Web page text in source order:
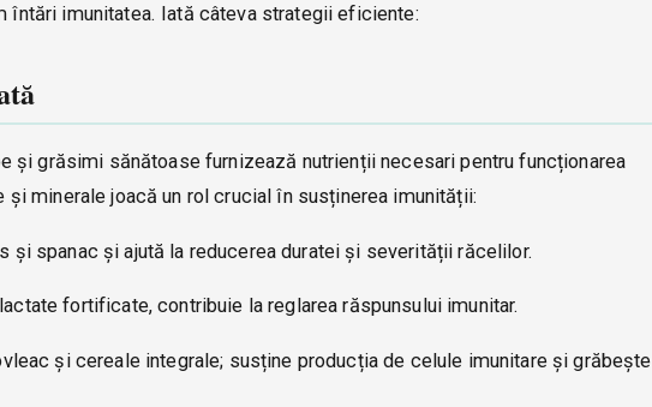
întări imunitatea. Iată câteva strategii eficiente:
și grăsimi sănătoase furnizează nutrienții necesari pentru funcționarea
minerale joacă un rol crucial în susținerea imunității:
și spanac și ajută la reducerea duratei și severității răcelilor.
fortificate, contribuie la reglarea răspunsului imunitar.
și cereale integrale; susține producția de celule imunitare și grăbește